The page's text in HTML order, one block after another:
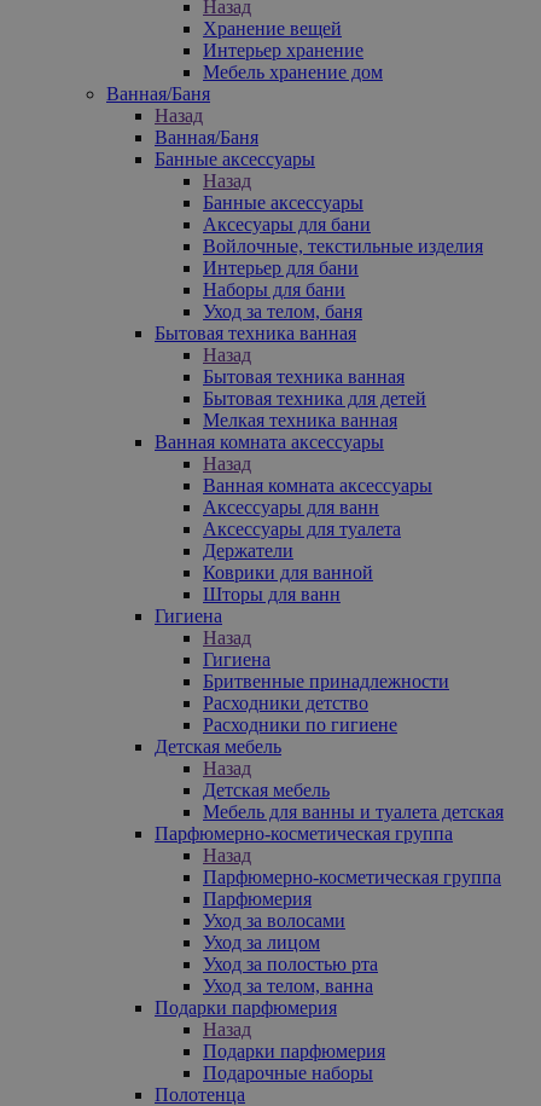
Назад
Хранение вещей
Интерьер хранение
Мебель хранение дом
Ванная/Баня
Назад
Ванная/Баня
Банные аксессуары
Назад
Банные аксессуары
Аксесуары для бани
Войлочные, текстильные изделия
Интерьер для бани
Наборы для бани
Уход за телом, баня
Бытовая техника ванная
Назад
Бытовая техника ванная
Бытовая техника для детей
Мелкая техника ванная
Ванная комната аксессуары
Назад
Ванная комната аксессуары
Аксессуары для ванн
Аксессуары для туалета
Держатели
Коврики для ванной
Шторы для ванн
Гигиена
Назад
Гигиена
Бритвенные принадлежности
Расходники детство
Расходники по гигиене
Детская мебель
Назад
Детская мебель
Мебель для ванны и туалета детская
Парфюмерно-косметическая группа
Назад
Парфюмерно-косметическая группа
Парфюмерия
Уход за волосами
Уход за лицом
Уход за полостью рта
Уход за телом, ванна
Подарки парфюмерия
Назад
Подарки парфюмерия
Подарочные наборы
Полотенца